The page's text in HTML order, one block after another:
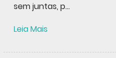
sem juntas, p...
Leia Mais